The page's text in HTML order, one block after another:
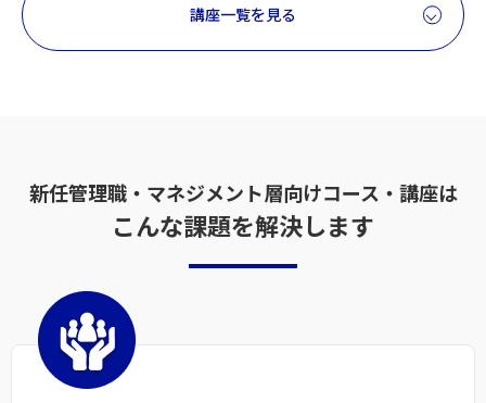
講座一覧を見る
新任管理職・マネジメント層向けコース・講座は
こんな課題を解決します